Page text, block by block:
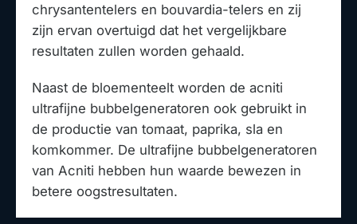
chrysantentelers en bouvardia-telers en zij
zijn ervan overtuigd dat het vergelijkbare
resultaten zullen worden gehaald.
Naast de bloementeelt worden de acniti
ultrafijne bubbelgeneratoren ook gebruikt in
de productie van tomaat, paprika, sla en
komkommer. De ultrafijne bubbelgeneratoren
van Acniti hebben hun waarde bewezen in
betere oogstresultaten.